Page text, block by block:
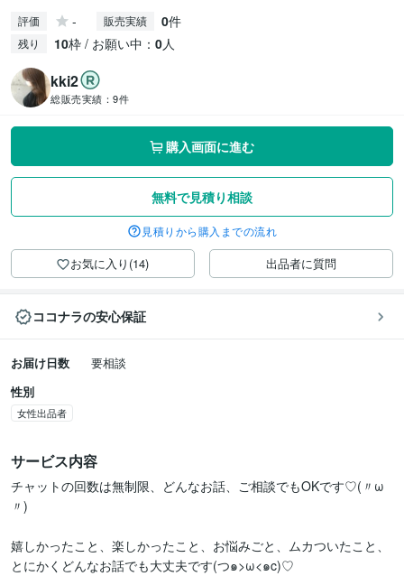
評価 - 販売実績 0件
残り 10枠 / お願い中： 0人
kki2
総販売実績： 9件
購入画面に進む
無料で見積り相談
見積りから購入までの流れ
お気に入り(14) 出品者に質問
ココナラの安心保証
お届け日数
要相談
性別
女性出品者
サービス内容
チャットの回数は無制限、どんなお話、ご相談でもOKです♡(〃ω
〃)
嬉しかったこと、楽しかったこと、お悩みごと、ムカついたこと、
とにかくどんなお話でも大丈夫です(つ๑>ω<๑c)♡